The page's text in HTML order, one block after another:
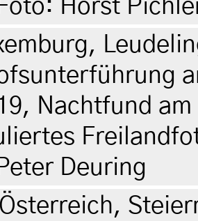
Horst
Nachtfund
Deuring